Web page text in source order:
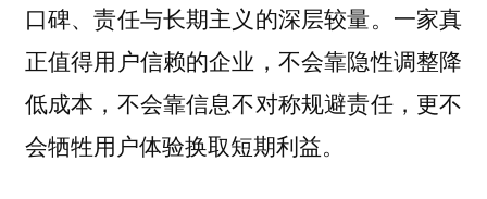
口碑、责任与长期主义的深层较量。一家真
正值得用户信赖的企业，不会靠隐性调整降
低成本，不会靠信息不对称规避责任，更不
会牺牲用户体验换取短期利益。